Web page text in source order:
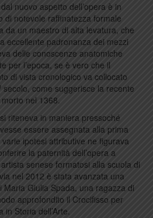
nuovo aspetto dell’opera è in
di notevole raffinatezza formale
da un maestro di alta levatura, che
eccellente padronanza dei mezzi
delle conoscenze anatomiche
per l’epoca, se è vero che il
di vista cronologico va collocato
come suggerisce la recente
nel 1368.
riteneva in maniera pressoché
essere assegnata alla prima
ipotesi attributive ne figurava
la paternità dell’opera a
senese formatosi alla scuola di
nel 2012 è stata avanzata una
Giulia Spada, una ragazza di
approfondito il Crocifisso per
Storia dell’Arte.